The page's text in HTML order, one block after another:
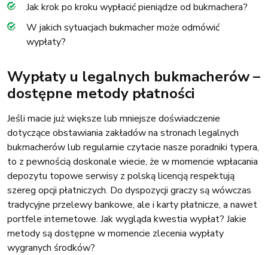
Jak krok po kroku wypłacić pieniądze od bukmachera?
W jakich sytuacjach bukmacher może odmówić
wypłaty?
Wypłaty u legalnych bukmacherów –
dostępne metody płatności
Jeśli macie już większe lub mniejsze doświadczenie
dotyczące obstawiania zakładów na stronach legalnych
bukmacherów lub regularnie czytacie nasze poradniki typera,
to z pewnością doskonale wiecie, że w momencie wpłacania
depozytu topowe serwisy z polską licencją respektują
szereg opcji płatniczych. Do dyspozycji graczy są wówczas
tradycyjne przelewy bankowe, ale i karty płatnicze, a nawet
portfele internetowe. Jak wygląda kwestia wypłat? Jakie
metody są dostępne w momencie zlecenia wypłaty
wygranych środków?